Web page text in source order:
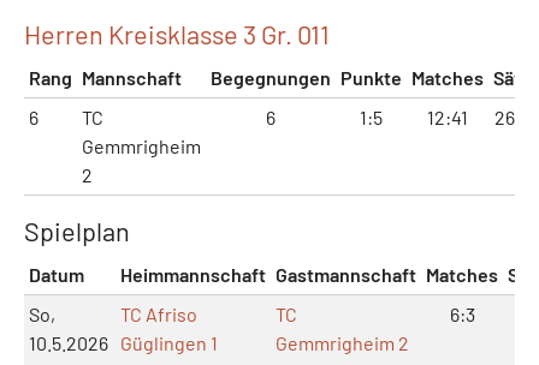
Herren Kreisklasse 3 Gr. 011
Rang Mannschaft Begegnungen Punkte Matches Sätze
6
TC
Gemmrigheim
2
6 1:5 12:41 26:86
Spielplan
Datum Heimmannschaft Gastmannschaft Matches
So,
10.5.2026
TC Afriso
Güglingen 1
TC
Gemmrigheim 2
6:3